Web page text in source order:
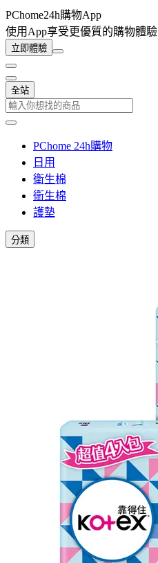
PChome24h購物App
使用App享受更優質的購物體驗
立即體驗
全站
PChome 24h購物
日用
衛生棉
衛生棉
護墊
分類